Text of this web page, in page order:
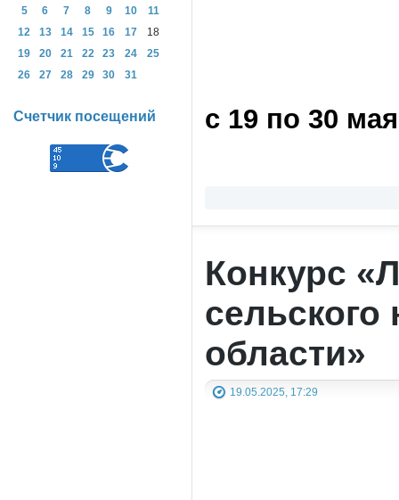
с 19 по 30 мая
Конкурс
сельского
области»
19.05.2025, 17:29
5
6 7 8 9 10
11
12
13 14 15 16 17
18
19
20 21 22 23 24
25
26
27 28 29 30 31
Счетчик посещений